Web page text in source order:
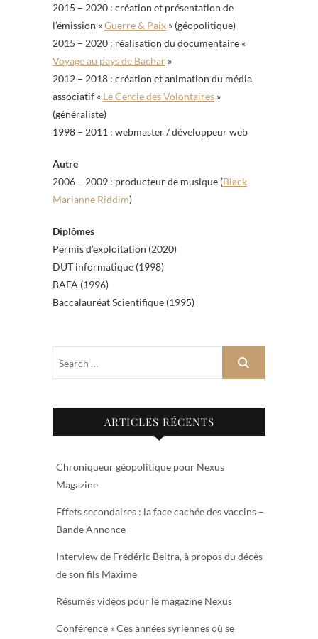
2015 – 2020 : création et présentation de
l’émission «Guerre & Paix » (géopolitique)
2015 – 2020 : réalisation du documentaire «
Voyage au pays de Bachar »
2012 – 2018 : création et animation du média
associatif « Le Cercle des Volontaires »
(généraliste)
1998 – 2011 : webmaster / développeur web
Autre
2006 – 2009 : producteur de musique (Black
Marianne Riddim)
Diplômes
Permis d’exploitation (2020)
DUT informatique (1998)
BAFA (1996)
Baccalauréat Scientifique (1995)
ARTICLES RÉCENTS
Chroniqueur géopolitique pour Nexus
Magazine
Effets secondaires : la face cachée des vaccins –
Bande Annonce
Interview de Frédéric Beltra, à propos du décès
de son fils Maxime
Résumés vidéos pour le magazine Nexus
Conférence « Ces années syriennes où se